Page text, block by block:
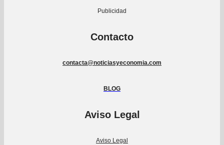
Publicidad
Contacto
contacta@noticiasyeconomia.com
BLOG
Aviso Legal
Aviso Legal